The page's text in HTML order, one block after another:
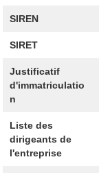
SIREN
SIRET
Justificatif
d'immatriculatio
n
Liste des
dirigeants de
l'entreprise